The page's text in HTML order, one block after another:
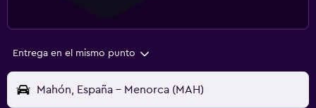
Entrega en el mismo punto
Mahón, España - Menorca (MAH)